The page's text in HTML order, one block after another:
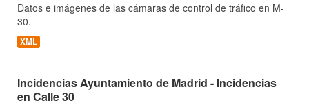
Datos e imágenes de las cámaras de control de tráfico en M-
30.
XML
Incidencias Ayuntamiento de Madrid - Incidencias
en Calle 30